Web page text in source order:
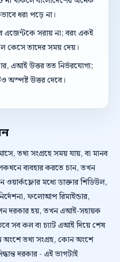
ধরা পড়ে না।
সরায় না; বরং একই
কেসে তাদের সময় দেয়।
এআই উত্তর তত নির্ভরযোগ্য;
অস্পষ্ট উত্তর দেবে।
তথ্য সংগ্রহে সময় যায়, বা মানব
ব্যবহার করতে চান, তখন
মধ্যে ডাক্তার শিডিউল,
ফলোআপ রিমাইন্ডার,
দরকার হয়, তখন এআই-সহায়ক
সব কল বা চ্যাট এআই দিয়ে শেষ
তথ্য সংগ্রহ, কোন অংশে
দরকার - এই ভাগটাই